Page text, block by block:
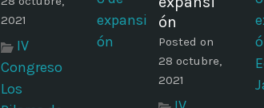
2021
IV
Congreso
Los
ón
Posted on
28 octubre,
2021